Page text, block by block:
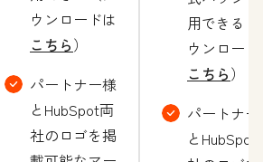
ウンロードは
こちら）
パートナー様
とHubSpot両
社のロゴを掲
用できる
ウンロー
こちら）
パートナ
とHubSpot